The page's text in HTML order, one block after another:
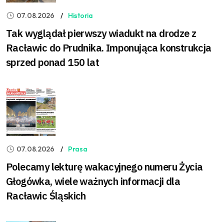
07.08.2026 Historia
Tak wyglądał pierwszy wiadukt na drodze z
Racławic do Prudnika. Imponująca konstrukcja
sprzed ponad 150 lat
07.08.2026 Prasa
Polecamy lekturę wakacyjnego numeru Życia
Głogówka, wiele ważnych informacji dla
Racławic Śląskich